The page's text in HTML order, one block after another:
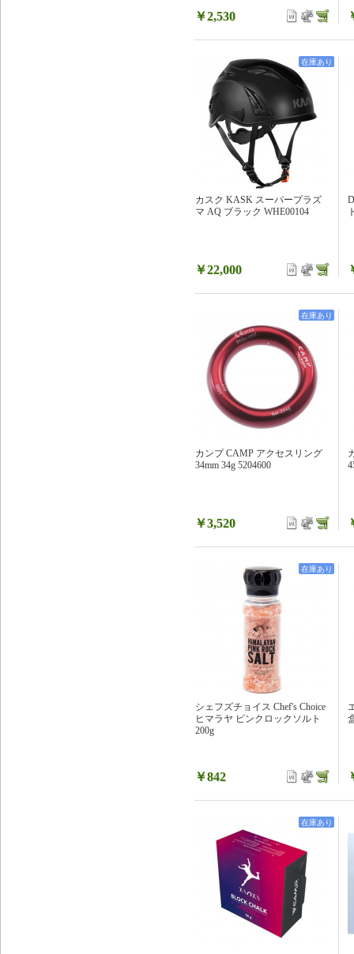
￥2,530
カスク KASK スーパープラズ
マ AQ ブラック WHE00104
￥22,000
在庫あり
カンプ CAMP アクセスリング
34mm 34g 5204600
￥3,520
在庫あり
シェフズチョイス Chef's Choice
ヒマラヤ ピンクロックソルト
200g
￥842
在庫あり
在庫あり